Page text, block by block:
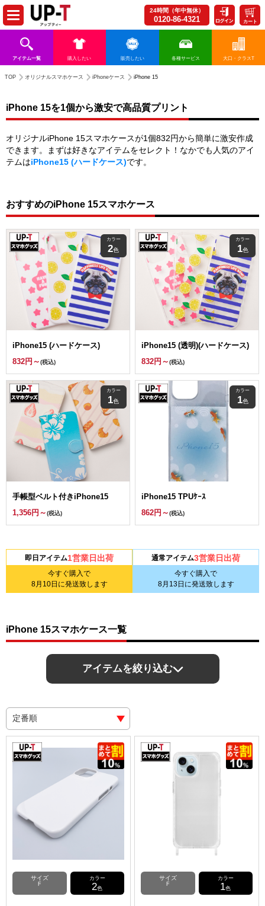
24時間（年中無休）
0120-86-4321 カート
アイテム一覧 購入したい 販売したい 各種サービス 大口・クラスT
TOP オリジナルスマホケース iPhoneケース iPhone 15
iPhone 15を1個から激安で高品質プリント
オリジナルiPhone 15スマホケースが1個832円から簡単に激安作成
できます。まずは好きなアイテムをセレクト！なかでも人気のアイ
テムはiPhone15 (ハードケース)です。
おすすめのiPhone 15スマホケース
iPhone15 (ハードケース)
832円～(税込)
カラー
2色
iPhone15 (透明)(ハードケース)
832円～(税込)
カラー
1色
手帳型ベルト付きiPhone15
1,356円～(税込)
カラー
1色
iPhone15 TPUｹｰｽ
862円～(税込)
カラー
1色
即日アイテム1営業日出荷
今すぐ購入で
8月10日 に発送致します
通常アイテム3営業日出荷
今すぐ購入で
8月13日 に発送致します
iPhone 15スマホケース一覧
アイテムを絞り込む
サイズ
F
カラー
2色
サイズ
F
カラー
1色